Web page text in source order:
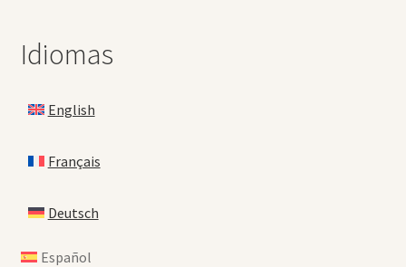
Idiomas
English
Français
Deutsch
Español